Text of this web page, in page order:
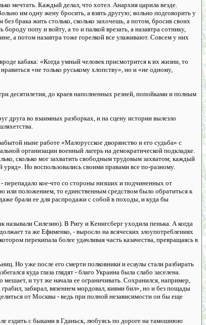
мечтать. Каждый делал, что хотел. Анархия царила везде.
им одну жену бросить, а взять другую; вольно подговорить у
брака жить столько, сколько захочешь, а потом, бросив своих
попу и войту, а то и палкой врезать, а назавтра сотнику,
а потом назавтра тоже горелкой все улаживают. Совсем у них
кабака: «Когда умный человек присмотрится к их жизни, то
«не только руському хлопству», но и «не одному,
десятилетия, до краев наполненных резней, попойками и полным
друга во взаимных разборках, и на сцену истории вылезло
ныне работе «Малорусское дворянство и его судьба» с
организации военный лагерь на демократической подкладке.
сколько мог захватить свободным трудовым захватом; каждый
Но воспользовались своими правами все по-разному.
перепадало кое-что со стороны низших и подчиненных от
или положением, то единственным средством было обратиться к
брали ее для распродажи с собой в походы, и куда бы
Силезию). В Ригу и Кенигсберг уходила пенька. А когда
та же Ефименко, - выросло на всяческих злоупотреблениях
перекипала более удачливая часть казачества, превращаясь в
Но уже после его смерти полковники и есаулы стали разбирать
куда глаза глядят - благо Украина была слабо заселена.
и тут же начала ее ограничивать. Сохранился, например,
забирал, вязеннем мордовал, киями бил», но и без пощады
от Москвы - ведь при полной независимости он бы еще
ездить с быками в Гданьск, любуясь по дороге на тамошнюю